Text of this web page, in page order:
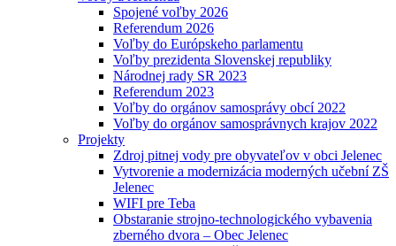
Spojené voľby 2026
Referendum 2026
Voľby do Európskeho parlamentu
Voľby prezidenta Slovenskej republiky
Národnej rady SR 2023
Referendum 2023
Voľby do orgánov samosprávy obcí 2022
Voľby do orgánov samosprávnych krajov 2022
Projekty
Zdroj pitnej vody pre obyvateľov v obci Jelenec
Vytvorenie a modernizácia moderných učební ZŠ
Jelenec
WIFI pre Teba
Obstaranie strojno-technologického vybavenia
zberného dvora – Obec Jelenec